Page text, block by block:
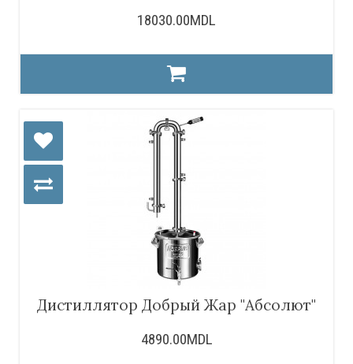
18030.00MDL
Дистиллятор Добрый Жар "Абсолют"
4890.00MDL